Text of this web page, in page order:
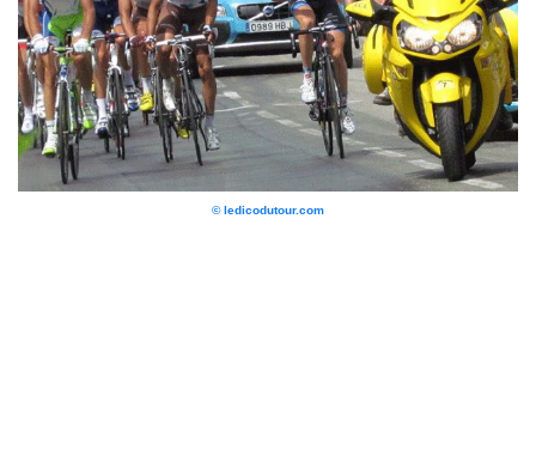
© ledicodutour.com